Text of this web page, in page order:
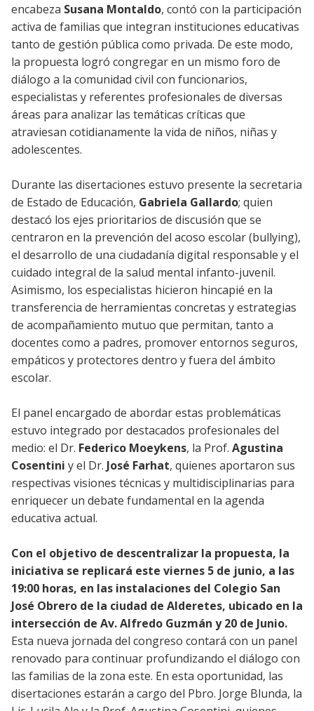
encabeza Susana Montaldo, contó con la participación
activa de familias que integran instituciones educativas
tanto de gestión pública como privada. De este modo,
la propuesta logró congregar en un mismo foro de
diálogo a la comunidad civil con funcionarios,
especialistas y referentes profesionales de diversas
áreas para analizar las temáticas críticas que
atraviesan cotidianamente la vida de niños, niñas y
adolescentes.
Durante las disertaciones estuvo presente la secretaria
de Estado de Educación, Gabriela Gallardo; quien
destacó los ejes prioritarios de discusión que se
centraron en la prevención del acoso escolar (bullying),
el desarrollo de una ciudadanía digital responsable y el
cuidado integral de la salud mental infanto-juvenil.
Asimismo, los especialistas hicieron hincapié en la
transferencia de herramientas concretas y estrategias
de acompañamiento mutuo que permitan, tanto a
docentes como a padres, promover entornos seguros,
empáticos y protectores dentro y fuera del ámbito
escolar.
El panel encargado de abordar estas problemáticas
estuvo integrado por destacados profesionales del
medio: el Dr. Federico Moeykens, la Prof. Agustina
Cosentini y el Dr. José Farhat, quienes aportaron sus
respectivas visiones técnicas y multidisciplinarias para
enriquecer un debate fundamental en la agenda
educativa actual.
Con el objetivo de descentralizar la propuesta, la
iniciativa se replicará este viernes 5 de junio, a las
19:00 horas, en las instalaciones del Colegio San
José Obrero de la ciudad de Alderetes, ubicado en la
intersección de Av. Alfredo Guzmán y 20 de Junio.
Esta nueva jornada del congreso contará con un panel
renovado para continuar profundizando el diálogo con
las familias de la zona este. En esta oportunidad, las
disertaciones estarán a cargo del Pbro. Jorge Blunda, la